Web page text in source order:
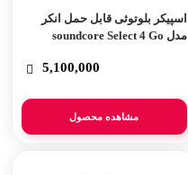
اسپیکر بلوتوثی قابل حمل انکر
مدل soundcore Select 4 Go
5,100,000
مشاهده محصول